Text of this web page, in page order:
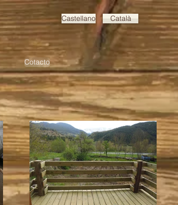
Castellano Català
Cotacto